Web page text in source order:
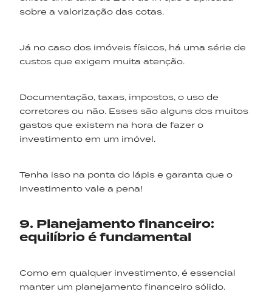
sobre a valorização das cotas.
Já no caso dos imóveis físicos, há uma série de
custos que exigem muita atenção.
Documentação, taxas, impostos, o uso de
corretores ou não. Esses são alguns dos muitos
gastos que existem na hora de fazer o
investimento em um imóvel.
Tenha isso na ponta do lápis e garanta que o
investimento vale a pena!
9. Planejamento financeiro:
equilíbrio é fundamental
Como em qualquer investimento, é essencial
manter um planejamento financeiro sólido.